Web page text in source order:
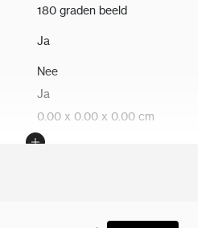
180 graden beeld
Ja
Nee
Ja
0.00 x 0.00 x 0.00 cm